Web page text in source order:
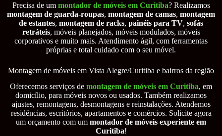
Precisa de um montador de móveis em Curitiba? Realizamos
montagem de guarda-roupas, montagem de camas, montagem
de estantes, montagem de racks, painéis para TV, sofás
retráteis, móveis planejados, móveis modulados, móveis
corporativos e muito mais. Atendimento ágil, com ferramentas
próprias e total cuidado com o seu móvel.
Montagem de móveis em Vista Alegre/Curitiba e bairros da região
Oferecemos serviços de montagem de móveis em Curitiba, em
domicílio, para móveis novos ou usados. Também realizamos
ajustes, remontagens, desmontagens e reinstalações. Atendemos
residências, escritórios, apartamentos e comércios. Solicite agora
um orçamento com um montador de móveis experiente em
Curitiba!